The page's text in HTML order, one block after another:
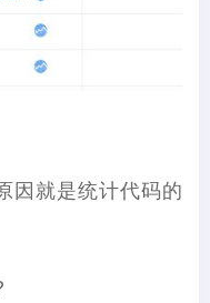
因就是统计代码的